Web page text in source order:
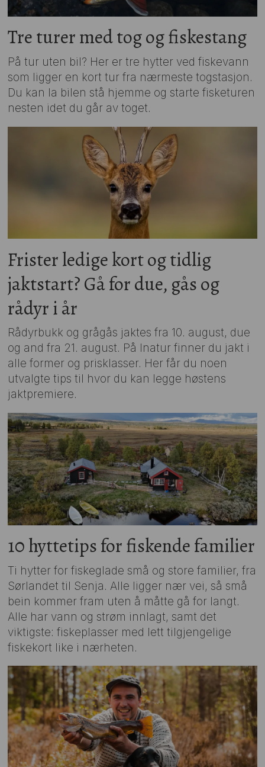
Tre turer med tog og fiskestang
På tur uten bil? Her er tre hytter ved fiskevann
som ligger en kort tur fra nærmeste togstasjon.
Du kan la bilen stå hjemme og starte fisketuren
nesten idet du går av toget.
Frister ledige kort og tidlig
jaktstart? Gå for due, gås og
rådyr i år
Rådyrbukk og grågås jaktes fra 10. august, due
og and fra 21. august. På Inatur finner du jakt i
alle former og prisklasser. Her får du noen
utvalgte tips til hvor du kan legge høstens
jaktpremiere.
10 hyttetips for fiskende familier
Ti hytter for fiskeglade små og store familier, fra
Sørlandet til Senja. Alle ligger nær vei, så små
bein kommer fram uten å måtte gå for langt.
Alle har vann og strøm innlagt, samt det
viktigste: fiskeplasser med lett tilgjengelige
fiskekort like i nærheten.